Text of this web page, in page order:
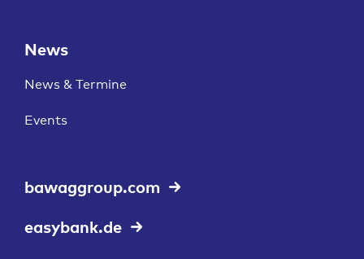
News
News & Termine
Events
bawaggroup.com
easybank.de